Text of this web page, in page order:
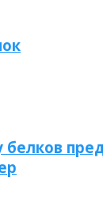
белков